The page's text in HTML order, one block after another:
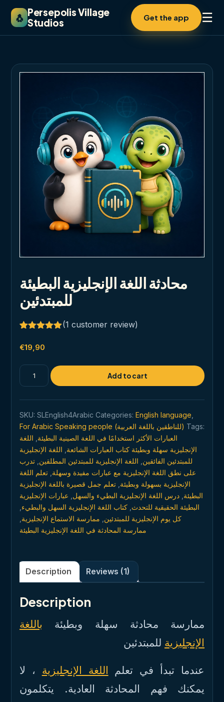
🐧 Persepolis Village
Studios
Get the app ☰
محادثة اللغة الإنجليزية البطيئة
للمبتدئين
out of 5
based on
rating
(1 customer review)
€19,90
محادثة
اللغة
للمبتدئين
quantity
Add to cart
SKU: SLEnglish4Arabic Categories: English language
For Arabic Speaking people (للناطقين باللغة العربية) Tags:
العبارات الأكثر استخدامًا في اللغة الصينية البطيئة اللغة
الإنجليزية سهلة وبطيئة كتاب العبارات الشائعة اللغة الإنجليزية
للمبتدئين الفائقين اللغة الإنجليزية للمبتدئين المطلقين تدرب
على نطق اللغة الإنجليزية مع عبارات مفيدة وسهلة تعلم اللغة
الإنجليزية بسهولة وبطيئة تعلم جمل قصيرة باللغة الإنجليزية
البطيئة درس اللغة الإنجليزية البطيء والسهل عبارات الإنجليزية
البطيئة الحقيقية للتحدث كتاب اللغة الإنجليزية السهل والبطيء
كل يوم الإنجليزية للمبتدئين ممارسة الاستماع الإنجليزية
ممارسة المحادثة في اللغة الإنجليزية البطيئة
Description Reviews (1)
Description
ممارسة محادثة سهلة وبطيئة باللغة
الإنجليزية للمبتدئين
عندما تبدأ في تعلم اللغة الإنجليزية ، لا
يمكنك فهم المحادثة العادية. يتكلمون